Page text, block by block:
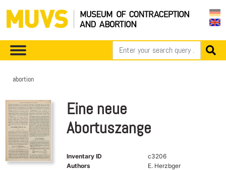
abortion
Eine neue
Abortuszange
Inventary ID
c3206
Authors
E. Herzbger